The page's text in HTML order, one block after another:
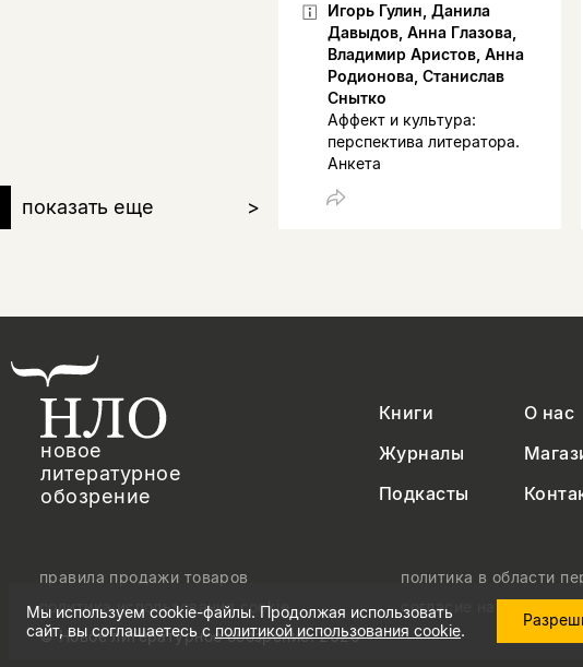
показать еще >
Игорь Гулин, Данила
Давыдов, Анна Глазова,
Владимир Аристов, Анна
Родионова, Станислав
Снытко
Аффект и культура:
перспектива литератора.
Анкета
новое
литературное
обозрение
Книги О нас
Журналы
Подкасты
© Новое литературное обозрение. 2026
правила продажи товаров
политика в области
политика использования cookie
согласие на
Мы используем cookie-файлы. Продолжая использовать
сайт, вы соглашаетесь с политикой использования cookie.